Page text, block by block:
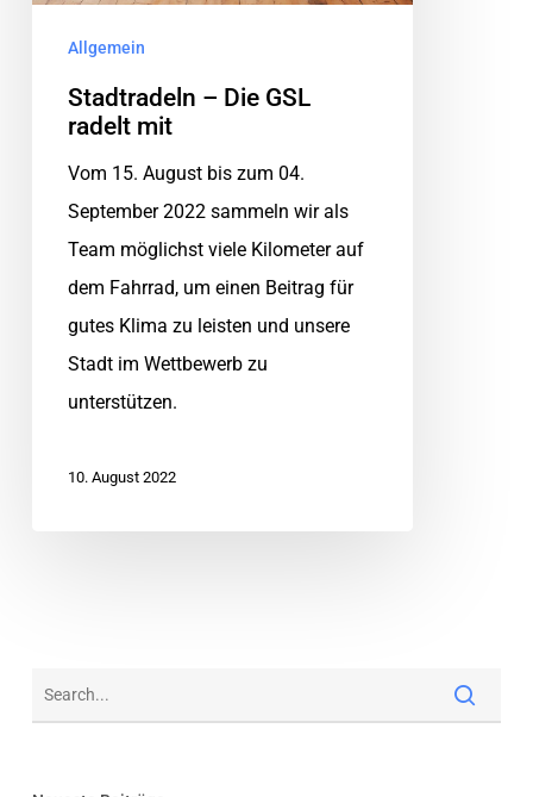
Allgemein
Stadtradeln – Die GSL
radelt mit
Vom 15. August bis zum 04.
September 2022 sammeln wir als
Team möglichst viele Kilometer auf
dem Fahrrad, um einen Beitrag für
gutes Klima zu leisten und unsere
Stadt im Wettbewerb zu
unterstützen.
10. August 2022